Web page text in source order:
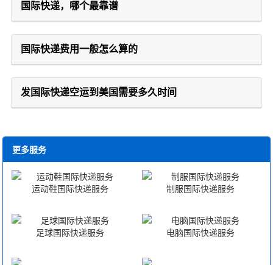
国际快递，哪个最靠谱
国际快递费用一般怎么算的
发国际快递空运到美国需要多久时间
更多服务
运动鞋国际快递服务 制服国际快递服务
足球国际快递服务 电脑国际快递服务